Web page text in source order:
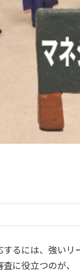
るには、強い
に役立つのが、